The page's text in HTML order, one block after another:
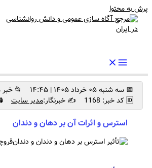
پرش به محتوا
📅 سه شنبه ۰۵ خرداد ۱۴۰۵ | ۱۴:۴۵
📂
🆔 کد خبر: 1168
✍️ خبرنگار:مدیر سایت
استرس و اثرات آن بر دهان و دندان